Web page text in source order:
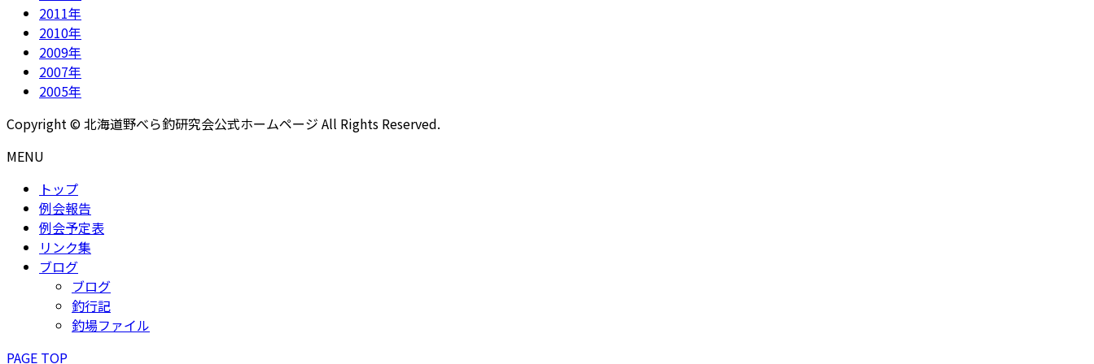
2011年
2010年
2009年
2007年
2005年
Copyright © 北海道野べら釣研究会公式ホームページ All Rights Reserved.
MENU
トップ
例会報告
例会予定表
リンク集
ブログ
ブログ
釣行記
釣場ファイル
PAGE TOP